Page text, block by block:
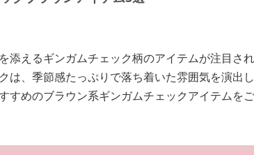
えるギンガムチェック柄のアイテムが注目され
、季節感たっぷりで落ち着いた雰囲気を演出し
めのブラウン系ギンガムチェックアイテムをご